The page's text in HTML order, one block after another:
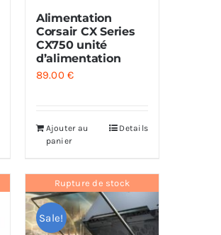
Alimentation
Corsair CX Series
CX750 unité
d’alimentation
89.00€
Ajouter au
panier
Details
Rupture de stock
Sale!